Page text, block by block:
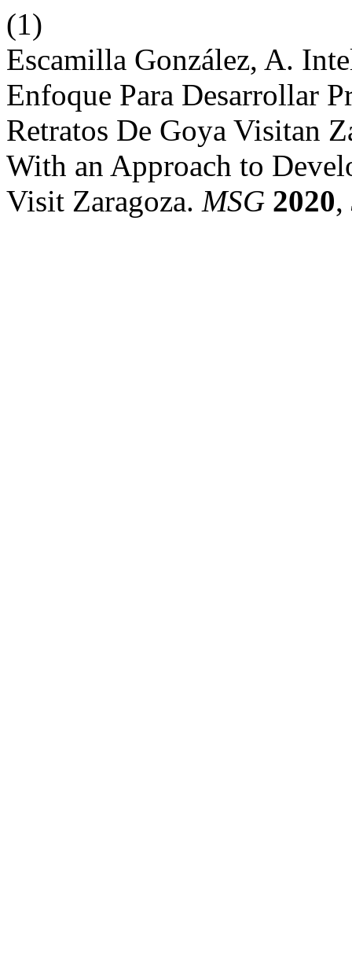
(1)
Escamilla González, A.
Enfoque Para Desarrollar
Retratos De Goya Visitan
With an Approach to
Visit Zaragoza. MSG 2020,